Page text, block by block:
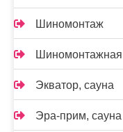
Шиномонтаж
Шиномонтажная
Экватор, сауна
Эра-прим, сауна